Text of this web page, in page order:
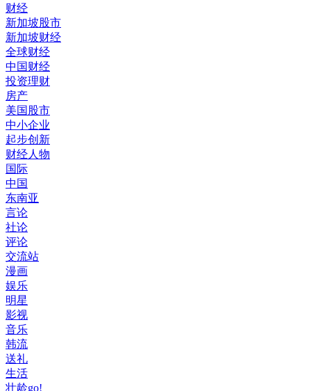
财经
新加坡股市
新加坡财经
全球财经
中国财经
投资理财
房产
美国股市
中小企业
起步创新
财经人物
国际
中国
东南亚
言论
社论
评论
交流站
漫画
娱乐
明星
影视
音乐
韩流
送礼
生活
壮龄go!